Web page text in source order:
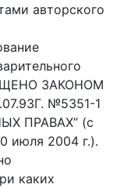
авторского
ЗАКОНОМ
№5351-1
ПРАВАХ” (с
июля 2004 г.).
каких